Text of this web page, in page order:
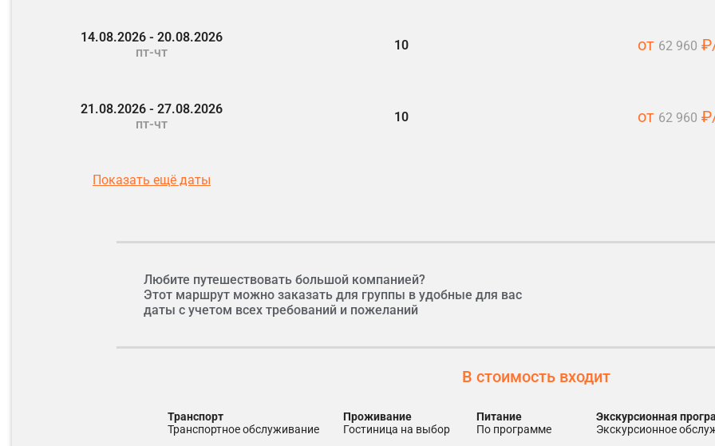
Фото: Natalia Pavlova | Dreamstime.com
14.08.2026 - 20.08.2026
пт-чт
10 от 62 960
21.08.2026 - 27.08.2026
пт-чт
10 от 62 960
Показать ещё даты
Любите путешествовать большой компанией?
Этот маршрут можно заказать для группы в удобные для вас
даты с учетом всех требований и пожеланий
В стоимость входит
транспорт
транспортное обслуживание
проживание
гостиница на выбор
питание
по программе
экскурсионная
экскурсионное